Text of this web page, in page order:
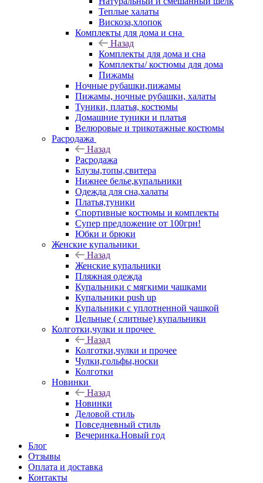
Теплые халаты
Вискоза,хлопок
Комплекты для дома и сна
Назад
Комплекты для дома и сна
Комплекты/ костюмы для дома
Пижамы
Ночные рубашки,пижамы
Пижамы, ночные рубашки, халаты
Туники, платья, костюмы
Домашние туники и платья
Велюровые и трикотажные костюмы
Расродажа
Назад
Расродажа
Блузы,топы,свитера
Нижнее белье,купальники
Одежда для сна,халаты
Платья,туники
Спортивные костюмы и комплекты
Супер предложение от 100грн!
Юбки и брюки
Женские купальники
Назад
Женские купальники
Пляжная одежда
Купальники с мягкими чашками
Купальники push up
Купальники с уплотненной чашкой
Цельные ( слитные) купальники
Колготки,чулки и прочее
Назад
Колготки,чулки и прочее
Чулки,гольфы,носки
Колготки
Новинки
Назад
Новинки
Деловой стиль
Повседневный стиль
Вечеринка.Новый год
Блог
Отзывы
Оплата и доставка
Контакты